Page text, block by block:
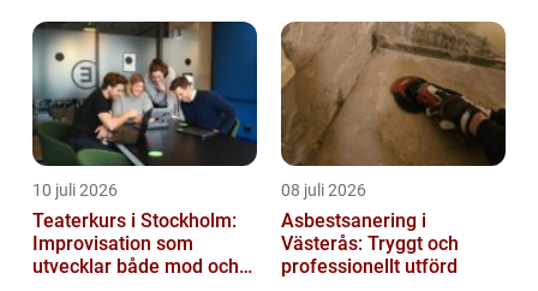
10 juli 2026
Teaterkurs i Stockholm:
Improvisation som
utvecklar både mod och
08 juli 2026
Asbestsanering i
Västerås: Tryggt och
professionellt utförd